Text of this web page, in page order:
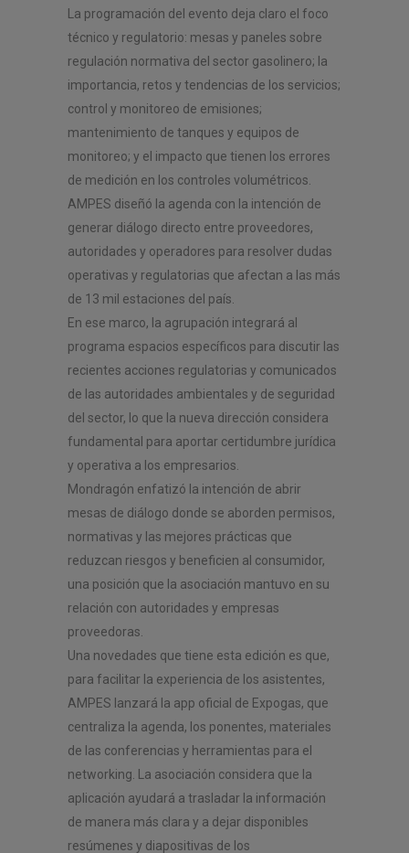
La programación del evento deja claro el foco
técnico y regulatorio: mesas y paneles sobre
regulación normativa del sector gasolinero; la
importancia, retos y tendencias de los servicios;
control y monitoreo de emisiones;
mantenimiento de tanques y equipos de
monitoreo; y el impacto que tienen los errores
de medición en los controles volumétricos.
AMPES diseñó la agenda con la intención de
generar diálogo directo entre proveedores,
autoridades y operadores para resolver dudas
operativas y regulatorias que afectan a las más
de 13 mil estaciones del país.
En ese marco, la agrupación integrará al
programa espacios específicos para discutir las
recientes acciones regulatorias y comunicados
de las autoridades ambientales y de seguridad
del sector, lo que la nueva dirección considera
fundamental para aportar certidumbre jurídica
y operativa a los empresarios.
Mondragón enfatizó la intención de abrir
mesas de diálogo donde se aborden permisos,
normativas y las mejores prácticas que
reduzcan riesgos y beneficien al consumidor,
una posición que la asociación mantuvo en su
relación con autoridades y empresas
proveedoras.
Una novedades que tiene esta edición es que,
para facilitar la experiencia de los asistentes,
AMPES lanzará la app oficial de Expogas, que
centraliza la agenda, los ponentes, materiales
de las conferencias y herramientas para el
networking. La asociación considera que la
aplicación ayudará a trasladar la información
de manera más clara y a dejar disponibles
resúmenes y diapositivas de los